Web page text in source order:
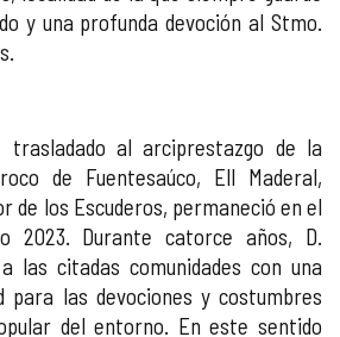
y una profunda devoción al Stmo.
al arciprestazgo de la
de Fuentesaúco, Ell Maderal,
de los Escuderos, permaneció en el
2023. Durante catorce años, D.
las citadas comunidades con una
para las devociones y costumbres
del entorno. En este sentido